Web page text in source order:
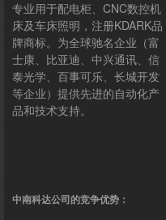
专业用于配电柜、CNC数控机
床及车床照明，注册KDARK品
牌商标。为全球驰名企业（富
士康、比亚迪、中兴通讯、信
泰光学、百事可乐、长城开发
等企业）提供先进的自动化产
品和技术支持。
中南科达公司的竞争优势：